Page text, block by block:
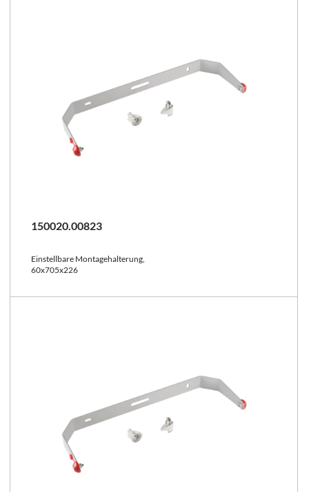
150020.00823
Einstellbare Montagehalterung,
60x705x226